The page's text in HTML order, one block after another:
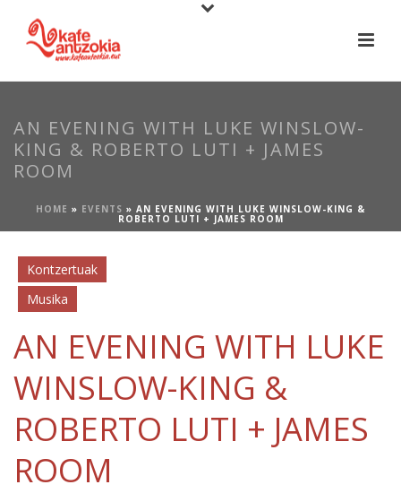
AN EVENING WITH LUKE WINSLOW-
KING & ROBERTO LUTI + JAMES
ROOM
HOME » EVENTS » AN EVENING WITH LUKE WINSLOW-KING &
ROBERTO LUTI + JAMES ROOM
Kontzertuak
Musika
AN EVENING WITH LUKE
WINSLOW-KING &
ROBERTO LUTI + JAMES
ROOM